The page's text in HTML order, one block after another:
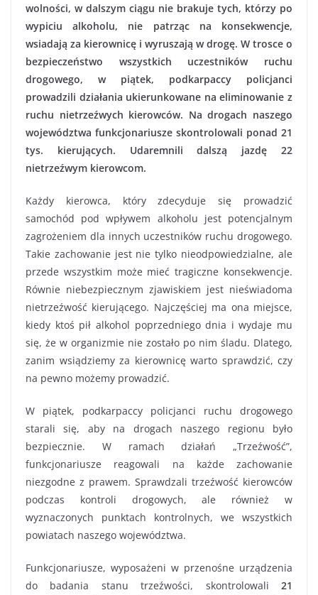
wolności, w dalszym ciągu nie brakuje tych, którzy po
wypiciu alkoholu, nie patrząc na konsekwencje,
wsiadają za kierownicę i wyruszają w drogę. W trosce o
bezpieczeństwo wszystkich uczestników ruchu
drogowego, w piątek, podkarpaccy policjanci
prowadzili działania ukierunkowane na eliminowanie z
ruchu nietrzeźwych kierowców. Na drogach naszego
województwa funkcjonariusze skontrolowali ponad 21
tys. kierujących. Udaremnili dalszą jazdę 22
nietrzeźwym kierowcom.
Każdy kierowca, który zdecyduje się prowadzić
samochód pod wpływem alkoholu jest potencjalnym
zagrożeniem dla innych uczestników ruchu drogowego.
Takie zachowanie jest nie tylko nieodpowiedzialne, ale
przede wszystkim może mieć tragiczne konsekwencje.
Równie niebezpiecznym zjawiskiem jest nieświadoma
nietrzeźwość kierującego. Najczęściej ma ona miejsce,
kiedy ktoś pił alkohol poprzedniego dnia i wydaje mu
się, że w organizmie nie zostało po nim śladu. Dlatego,
zanim wsiądziemy za kierownicę warto sprawdzić, czy
na pewno możemy prowadzić.
W piątek, podkarpaccy policjanci ruchu drogowego
starali się, aby na drogach naszego regionu było
bezpiecznie. W ramach działań „Trzeźwość”,
funkcjonariusze reagowali na każde zachowanie
niezgodne z prawem. Sprawdzali trzeźwość kierowców
podczas kontroli drogowych, ale również w
wyznaczonych punktach kontrolnych, we wszystkich
powiatach naszego województwa.
Funkcjonariusze, wyposażeni w przenośne urządzenia
do badania stanu trzeźwości, skontrolowali 21